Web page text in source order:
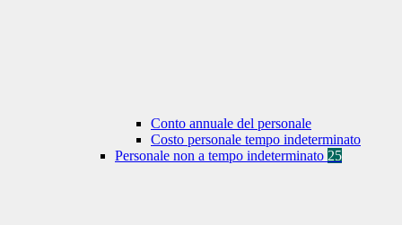
Conto annuale del personale
Costo personale tempo indeterminato
Personale non a tempo indeterminato 25